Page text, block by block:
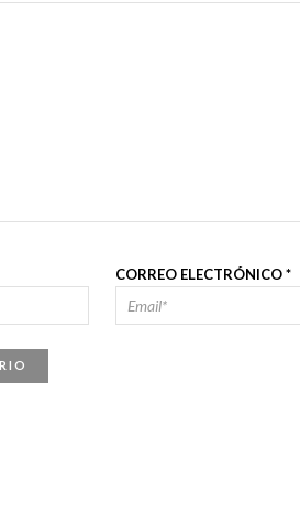
CORREO ELECTRÓNICO*